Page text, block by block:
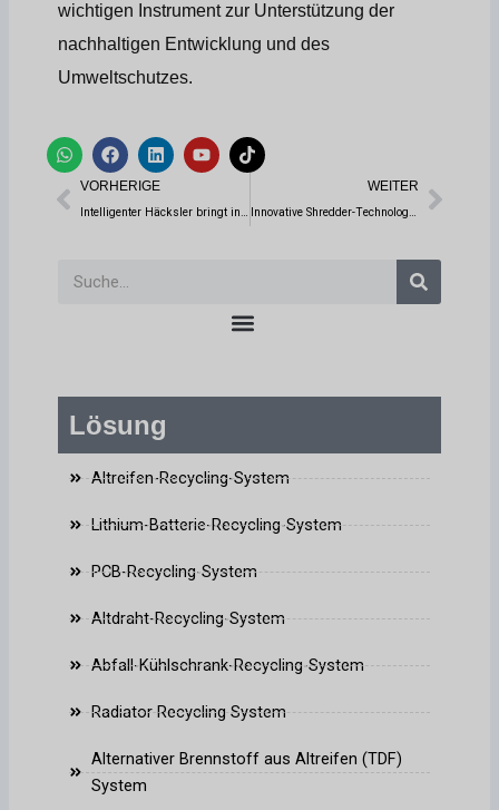
wichtigen Instrument zur Unterstützung der
nachhaltigen Entwicklung und des
Umweltschutzes.
W
h
t
s
F
a
c
b
L
i
n
e
Y
o
u
T
i
o
Prev
VORHERIGE
Intelligenter Häcksler bringt innovative Veränderungen für das Recycling städtischer Gartenabfälle
WEITER
Innovative Shredder-Technologie hilft bei der sicheren Vernichtung von Festplattendaten
Suche
Lösung
Altreifen-Recycling-System
Lithium-Batterie-Recycling-System
PCB-Recycling-System
Altdraht-Recycling-System
Abfall-Kühlschrank-Recycling-System
Radiator Recycling System
Alternativer Brennstoff aus Altreifen (TDF)
System